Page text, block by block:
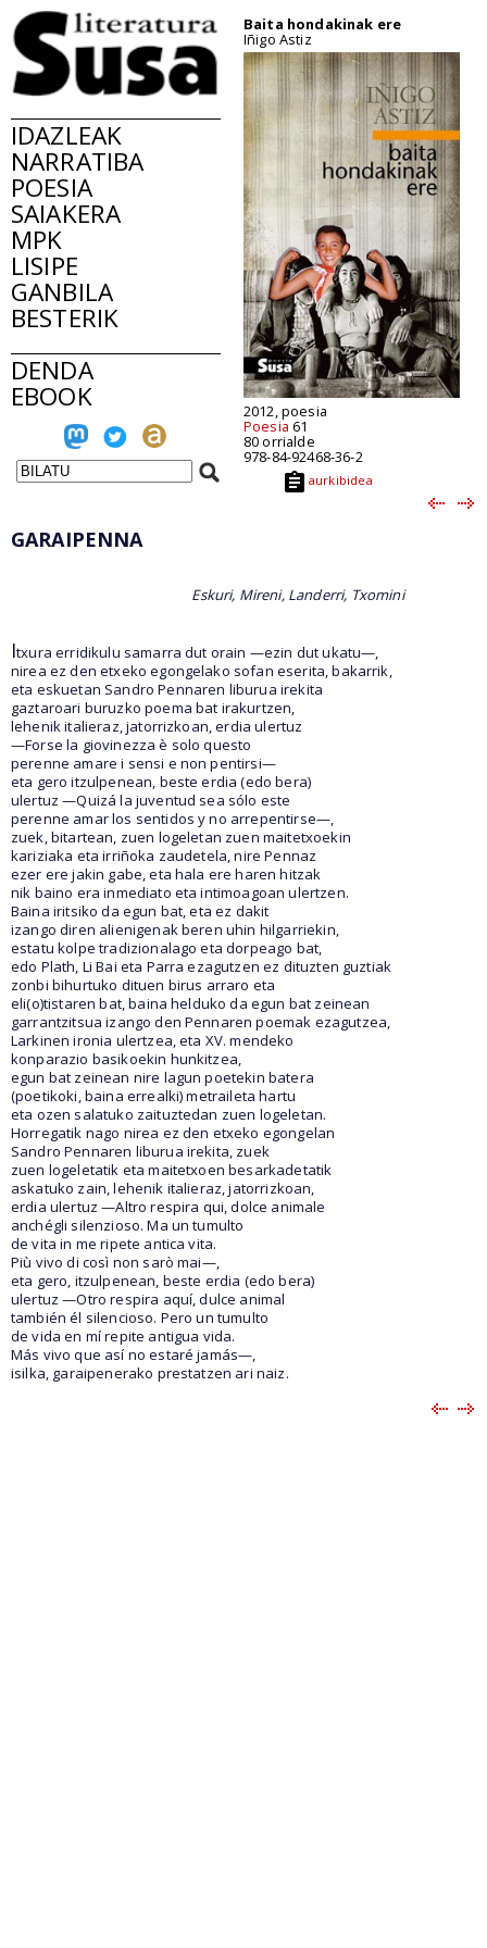
IDAZLEAK
NARRATIBA
POESIA
SAIAKERA
MPK
LISIPE
GANBILA
BESTERIK
DENDA
EBOOK
Baita hondakinak ere
Iñigo Astiz
2012, poesia
Poesia 61
80 orrialde
978-84-92468-36-2
aurkibidea
GARAIPENNA
Eskuri, Mireni, Landerri, Txomini
Itxura erridikulu samarra dut orain —ezin dut ukatu—,
nirea ez den etxeko egongelako sofan eserita, bakarrik,
eta eskuetan Sandro Pennaren liburua irekita
gaztaroari buruzko poema bat irakurtzen,
lehenik italieraz, jatorrizkoan, erdia ulertuz
—Forse la giovinezza è solo questo
perenne amare i sensi e non pentirsi—
eta gero itzulpenean, beste erdia (edo bera)
ulertuz —Quizá la juventud sea sólo este
perenne amar los sentidos y no arrepentirse—,
zuek, bitartean, zuen logeletan zuen maitetxoekin
kariziaka eta irriñoka zaudetela, nire Pennaz
ezer ere jakin gabe, eta hala ere haren hitzak
nik baino era inmediato eta intimoagoan ulertzen.
Baina iritsiko da egun bat, eta ez dakit
izango diren alienigenak beren uhin hilgarriekin,
estatu kolpe tradizionalago eta dorpeago bat,
edo Plath, Li Bai eta Parra ezagutzen ez dituzten guztiak
zonbi bihurtuko dituen birus arraro eta
eli(o)tistaren bat, baina helduko da egun bat zeinean
garrantzitsua izango den Pennaren poemak ezagutzea,
Larkinen ironia ulertzea, eta XV. mendeko
konparazio basikoekin hunkitzea,
egun bat zeinean nire lagun poetekin batera
(poetikoki, baina errealki) metraileta hartu
eta ozen salatuko zaituztedan zuen logeletan.
Horregatik nago nirea ez den etxeko egongelan
Sandro Pennaren liburua irekita, zuek
zuen logeletatik eta maitetxoen besarkadetatik
askatuko zain, lehenik italieraz, jatorrizkoan,
erdia ulertuz —Altro respira qui, dolce animale
anchégli silenzioso. Ma un tumulto
de vita in me ripete antica vita.
Più vivo di così non sarò mai—,
eta gero, itzulpenean, beste erdia (edo bera)
ulertuz —Otro respira aquí, dulce animal
también él silencioso. Pero un tumulto
de vida en mí repite antigua vida.
Más vivo que así no estaré jamás—,
isilka, garaipenerako prestatzen ari naiz.